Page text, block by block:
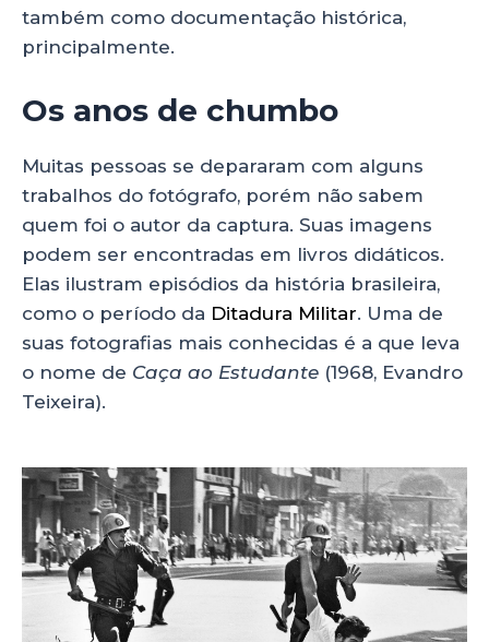
também como documentação histórica,
principalmente.
Os anos de chumbo
Muitas pessoas se depararam com alguns
trabalhos do fotógrafo, porém não sabem
quem foi o autor da captura. Suas imagens
podem ser encontradas em livros didáticos.
Elas ilustram episódios da história brasileira,
como o período da Ditadura Militar. Uma de
suas fotografias mais conhecidas é a que leva
o nome de Caça ao Estudante (1968, Evandro
Teixeira).